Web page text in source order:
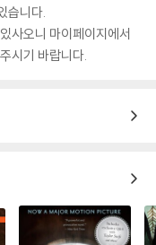
습니다.
사오니 마이페이지에서
시기 바랍니다.